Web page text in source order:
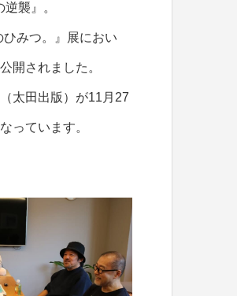
襲』。
みつ。』展におい
開されました。
（太田出版）が11月27
っています。